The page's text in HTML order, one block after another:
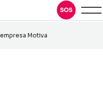
Motiva